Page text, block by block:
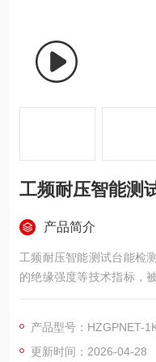
工频耐压智能测
产品简介
工频耐压智能测试台能检
的绝缘强度等技术指标，
器、电源线、电度表、
要性，成为科研机关、计
装置、电子仪器和家用电
产品型号：HZGPNET-
更新时间：2026-04-28